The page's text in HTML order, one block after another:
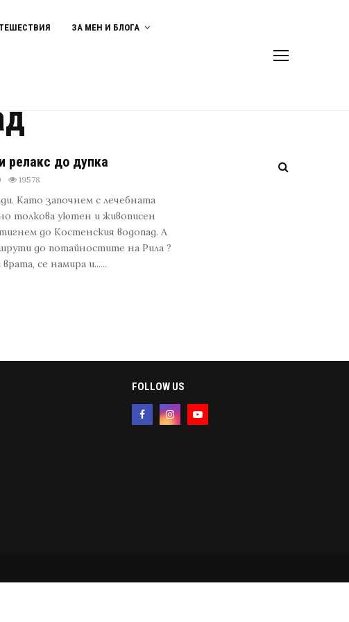
ЗА МЕН И БЛОГА
релакс до дупка
19578
Като започнем с лечебната
толкова уютен и живописен
до Костенския водопад. А
до потайностите на Рила ?
се намира и......
FOLLOW US